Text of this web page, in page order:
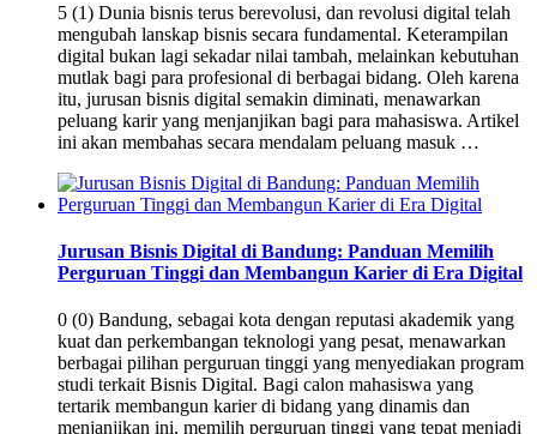
5 (1) Dunia bisnis terus berevolusi, dan revolusi digital telah
mengubah lanskap bisnis secara fundamental. Keterampilan
digital bukan lagi sekadar nilai tambah, melainkan kebutuhan
mutlak bagi para profesional di berbagai bidang. Oleh karena
itu, jurusan bisnis digital semakin diminati, menawarkan
peluang karir yang menjanjikan bagi para mahasiswa. Artikel
ini akan membahas secara mendalam peluang masuk …
Jurusan Bisnis Digital di Bandung: Panduan Memilih
Perguruan Tinggi dan Membangun Karier di Era Digital
0 (0) Bandung, sebagai kota dengan reputasi akademik yang
kuat dan perkembangan teknologi yang pesat, menawarkan
berbagai pilihan perguruan tinggi yang menyediakan program
studi terkait Bisnis Digital. Bagi calon mahasiswa yang
tertarik membangun karier di bidang yang dinamis dan
menjanjikan ini, memilih perguruan tinggi yang tepat menjadi